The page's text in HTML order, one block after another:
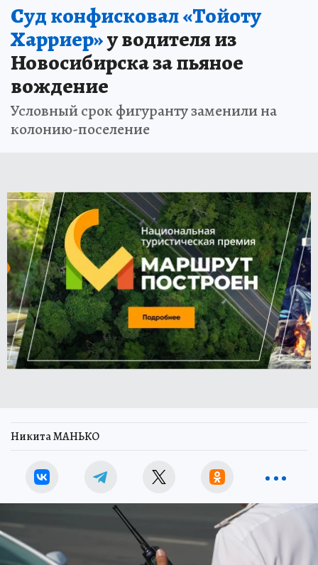
Суд конфисковал «Тойоту
Харриер»у водителя из
Новосибирска за пьяное
вождение
Условный срок фигуранту заменили на
колонию-поселение
Никита МАНЬКО